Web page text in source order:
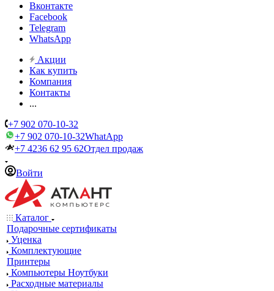
Вконтакте
Facebook
Telegram
WhatsApp
Акции
Как купить
Компания
Контакты
...
+7 902 070-10-32
+7 902 070-10-32WhatApp
+7 4236 62 95 62Отдел продаж
Войти
Каталог
Подарочные сертификаты
Уценка
Комплектующие
Принтеры
Компьютеры Ноутбуки
Расходные материалы